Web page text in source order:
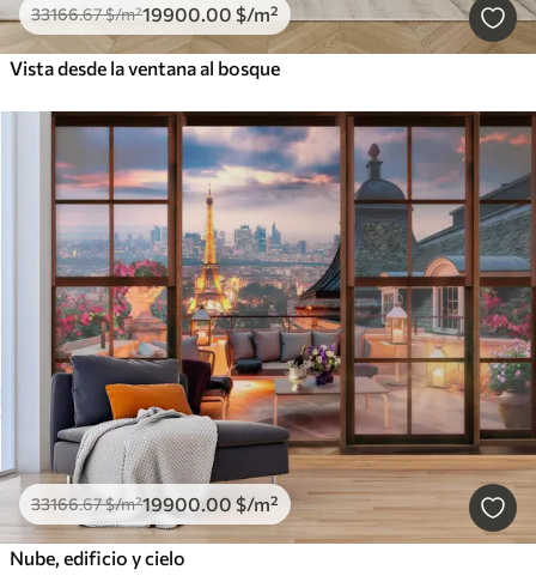
33166.67$/m²19900.00 $/m²
Vista desde la ventana al bosque
33166.67$/m²19900.00 $/m²
Nube, edificio y cielo